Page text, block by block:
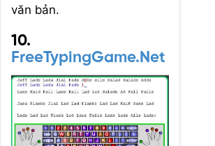
văn bản.
10.
FreeTypingGame.Net